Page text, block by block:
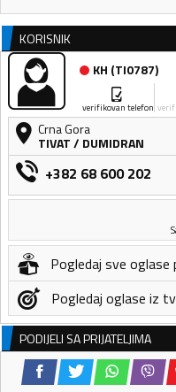
KORISNIK
KH (TI0787)
verifikovan telefon
Crna Gora
TIVAT/ DUMIDRAN
+382 68 600 202
Pogledaj sve oglase
Pogledaj oglase iz
PODIJELI SA PRIJATELJIMA